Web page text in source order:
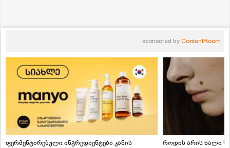
sponsored by ContentRoom
ფერმენტირებული ინგრედიენტები კანის
როდის არის ხალი